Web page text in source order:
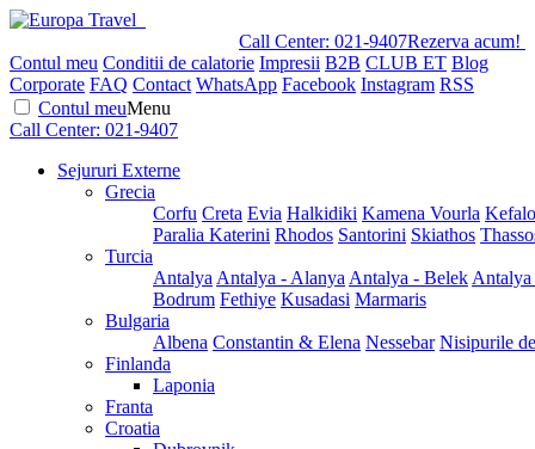
Call Center: 021-9407Rezerva acum!
Contul meu Conditii de calatorie Impresii B2B CLUB ET Blog
Corporate FAQ Contact WhatsApp Facebook Instagram RSS
Contul meuMenu
Call Center: 021-9407
Sejururi Externe
Grecia
Corfu Creta Evia Halkidiki Kamena Vourla
Paralia Katerini Rhodos Santorini Skiathos
Turcia
Antalya Antalya - Alanya Antalya - Belek
Bodrum Fethiye Kusadasi Marmaris
Bulgaria
Albena Constantin & Elena Nessebar Nisipurile
Finlanda
Laponia
Franta
Croatia